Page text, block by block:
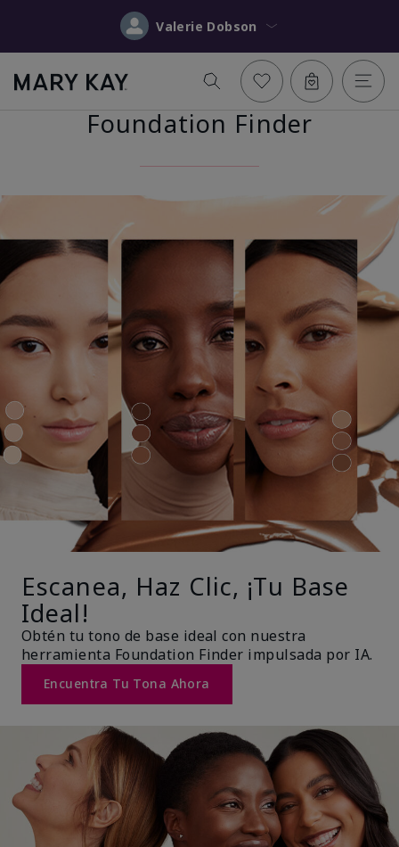
Valerie Dobson
Foundation Finder
Escanea, Haz Clic, ¡Tu Base
Ideal!
Obtén tu tono de base ideal con nuestra
herramienta Foundation Finder impulsada por IA.
Encuentra Tu Tona Ahora